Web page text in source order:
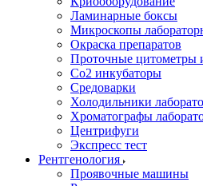
Ламинарные боксы
Микроскопы
Окраска препаратов
Проточные цитометры
Со2 инкубаторы
Средоварки
Холодильники
Хроматографы
Центрифуги
Экспресс тест
Рентгенология
Проявочные машины